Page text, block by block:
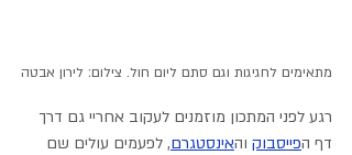
מתאימים לחגיגות וגם סתם ליום חול. צילום: לירון אבטה
רגע לפני המתכון מוזמנים לעקוב אחריי גם דרך
דף הפייסבוק והאינסטגרם, לפעמים עולים שם